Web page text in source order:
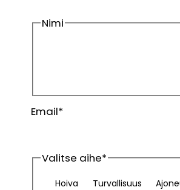
Nimi
Sukunimi
Email*
Valitse aihe*
Hoiva Turvallisuus